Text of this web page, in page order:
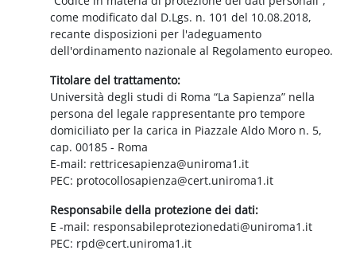
come modificato dal D.Lgs. n. 101 del 10.08.2018,
recante disposizioni per l'adeguamento
dell'ordinamento nazionale al Regolamento europeo.
Titolare del trattamento:
Università degli studi di Roma “La Sapienza” nella
persona del legale rappresentante pro tempore
domiciliato per la carica in Piazzale Aldo Moro n. 5,
cap. 00185 - Roma
E-mail: rettricesapienza@uniroma1.it
PEC: protocollosapienza@cert.uniroma1.it
Responsabile della protezione dei dati:
E -mail: responsabileprotezionedati@uniroma1.it
PEC: rpd@cert.uniroma1.it